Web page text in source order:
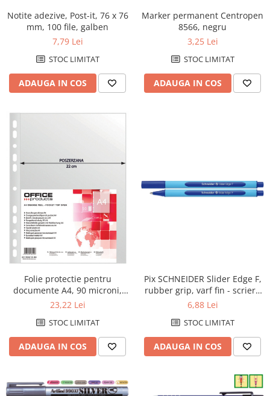
Notite adezive, Post-it, 76 x 76
mm, 100 file, galben
7,79 Lei
STOC LIMITAT
ADAUGA IN COS
Marker permanent Centropen
8566, negru
3,25 Lei
STOC LIMITAT
ADAUGA IN COS
Folie protectie pentru
documente A4, 90 microni,
50/set, Office Products Maxi -
23,22 Lei
STOC LIMITAT
ADAUGA IN COS
Pix SCHNEIDER Slider Edge F,
rubber grip, varf fin - scriere
albastra
6,88 Lei
STOC LIMITAT
ADAUGA IN COS